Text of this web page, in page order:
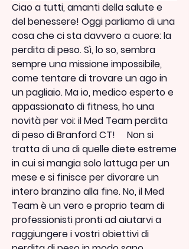
Ciao a tutti, amanti della salute e
del benessere! Oggi parliamo di una
cosa che ci sta davvero a cuore: la
perdita di peso. Sì, lo so, sembra
sempre una missione impossibile,
come tentare di trovare un ago in
un pagliaio. Ma io, medico esperto e
appassionato di fitness, ho una
novità per voi: il Med Team perdita
di peso di Branford CT!     Non si
tratta di una di quelle diete estreme
in cui si mangia solo lattuga per un
mese e si finisce per divorare un
intero branzino alla fine. No, il Med
Team è un vero e proprio team di
professionisti pronti ad aiutarvi a
raggiungere i vostri obiettivi di